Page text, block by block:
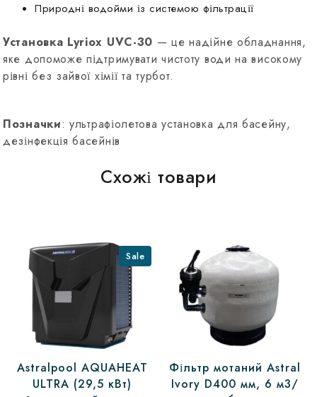
Природні водойми із системою фільтрації
Установка Lyriox UVC-30 — це надійне обладнання,
яке допоможе підтримувати чистоту води на високому
рівні без зайвої хімії та турбот.
Позначки: ультрафіолетова установка для басейну,
дезінфекція басейнів
Схожі товари
Sale
Astralpool AQUAHEAT
ULTRA (29,5 кВт)
Фільтр мотаний Astral
Ivory D400 мм, 6 м3/